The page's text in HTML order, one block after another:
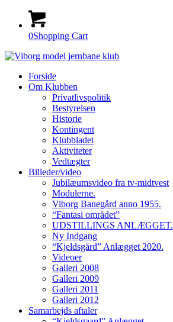
0Shopping Cart
Forside
Om Klubben
Privatlivspolitik
Bestyrelsen
Historie
Kontingent
Klubbladet
Aktiviteter
Vedtægter
Billeder/video
Jubilæumsvideo fra tv-midtvest
Modulerne.
Viborg Banegård anno 1955.
“Fantasi området”
UDSTILLINGS ANLÆGGET.
Ny Indgang
“Kjeldsgård” Anlægget 2020.
Videoer
Galleri 2008
Galleri 2009
Galleri 2011
Galleri 2012
Samarbejds aftaler